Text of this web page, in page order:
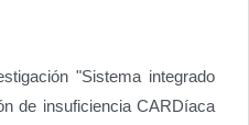
"Sistema integrado
de insuficiencia CARDíaca